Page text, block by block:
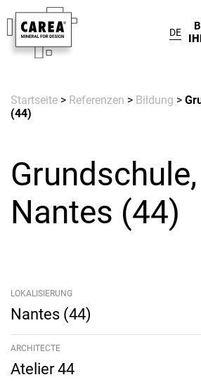
DE
Startseite > Referenzen > Bildung >
(44)
Grundschule,
Nantes (44)
LOKALISIERUNG
Nantes (44)
ARCHITECTE
Atelier 44